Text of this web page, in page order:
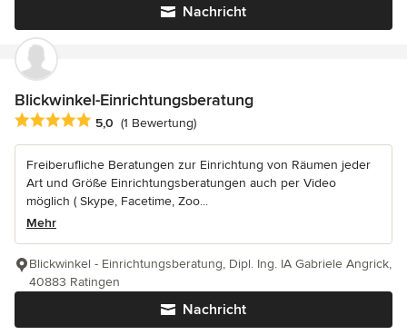
Nachricht
Blickwinkel-Einrichtungsberatung
Durchschnittliche Bewertung: 5 von 5 Sternen
5,0 (1 Bewertung)
Freiberufliche Beratungen zur Einrichtung von Räumen jeder
Art und Größe Einrichtungsberatungen auch per Video
möglich ( Skype, Facetime, Zoo...
Mehr
Nachricht
Blickwinkel - Einrichtungsberatung, Dipl. Ing. IA Gabriele Angrick,
40883 Ratingen